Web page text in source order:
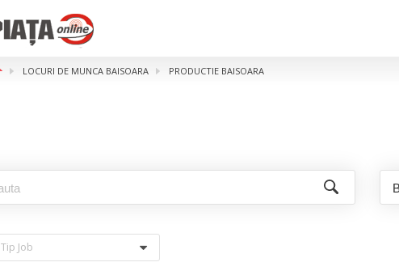
LOCURI DE MUNCA BAISOARA PRODUCTIE BAISOARA
Tip Job